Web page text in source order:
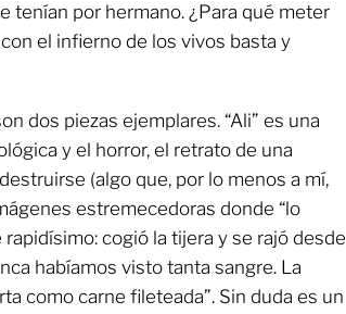
tenían por hermano. ¿Para qué meter
el infierno de los vivos basta y
dos piezas ejemplares. “Ali” es una
y el horror, el retrato de una
(algo que, por lo menos a mí,
estremecedoras donde “lo
rapidísimo: cogió la tijera y se rajó desde
habíamos visto tanta sangre. La
como carne fileteada”. Sin duda es un